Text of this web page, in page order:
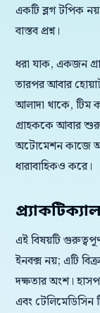
একটি ব্লগ টপিক
বাস্তব প্রশ্ন।
ধরা যাক, একজন
তারপর আবার
আলাদা থাকে, টিম
গ্রাহককে আবার
অটোমেশন কাজে
ধারাবাহিকও করে।
এই বিষয়টি
ইনবক্স নয়; এটি
দক্ষতার অংশ।
এবং টেলিমেডিসিন